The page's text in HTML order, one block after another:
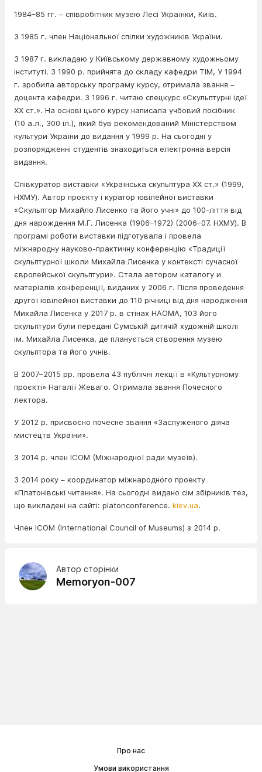
1984–85 гг. – співробітник музею Лесі Українки, Київ.
З 1985 г. член Національної спілки художників України.
З 1987 г. викладаю у Київському державному художньому
інституті. З 1990 р. прийнята до складу кафедри ТІМ, У 1994
г. зробила авторську програму курсу, отримала звання –
доцента кафедри. З 1996 г. читаю спецкурс «Скульптурні ідеї
ХХ ст.». На основі цього курсу написала учбовий посібник
(10 а.л., 300 іл.), який був рекомендований Міністерством
культури України до видання у 1999 р. На сьогодні у
розпорядженні студентів знаходиться електронна версія
видання.
Співкуратор виставки «Українська скульптура ХХ ст.» (1999,
НХМУ). Автор проєкту і куратор ювілейної виставки
«Скульптор Михайло Лисенко та його учні» до 100-ліття від
дня нарождення М.Г. Лисенка (1906–1972) (2006–07. НХМУ). В
програмі роботи виставки підготувала і провела
міжнародну науково-практичну конференцію «Традиції
скульптурної школи Михайла Лисенка у контексті сучасної
європейської скульптури». Стала автором каталогу и
матеріалів конференції, виданих у 2006 г. Після проведення
другої ювілейної виставки до 110 річниці від дня народження
Михайла Лисенка у 2017 р. в стінах НАОМА, 103 його
скульптури були передані Сумській дитячій художній школі
ім. Михайла Лисенка, де планується створення музею
скульптора та його учнів.
В 2007–2015 рр. провела 43 публічні лекції в «Культурному
проєкті» Наталії Жеваго. Отримала звання Почесного
лектора.
У 2012 р. присвоєно почесне звання «Заслуженого діяча
мистецтв України».
З 2014 р. член ICOM (Міжнародної ради музеїв).
З 2014 року – координатор міжнародного проекту
«Платонівські читання». На сьогодні видано сім збірників тез,
що викладені на сайті: platonconference. kiev.ua.
Член ICOM (International Council of Museums) з 2014 р.
Автор сторінки
Memoryon-007
Про нас
Умови використання